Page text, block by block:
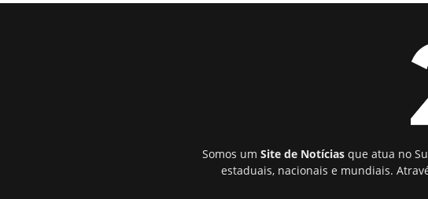
Somos umSite de Notícias que atua no
estaduais, nacionais e mundiais.